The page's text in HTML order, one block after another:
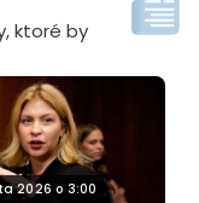
ktoré by
2026 o 3:00